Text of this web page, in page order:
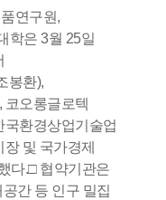
연구원,
학은 3월 25일
봉환),
코오롱글로텍
국환경상업기술업
및 국가경제
다.□ 협약기관은
간 등 인구 밀집